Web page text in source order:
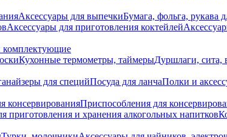
Аксессуары для выпечкиБумага, фольга, рукава
Аксессуары для приготовления коктейлей
комплектующие
Кухонные термометры, таймерыДуршлаги, сита,
для специйПосуда для ланчаПолки и
консервированияПриспособления для
приготовления и хранения алкогольных напитков